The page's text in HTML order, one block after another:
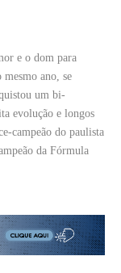
e o dom para
ano, se
um bi-
evolução e longos
campeão do paulista
da Fórmula